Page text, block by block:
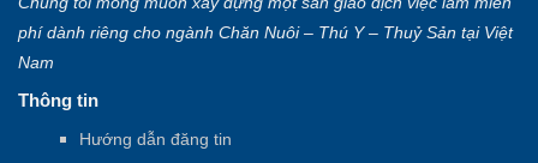
phí dành riêng cho ngành Chăn Nuôi – Thú Y – Thuỷ Sản tại Việt
Nam
Thông tin
Hướng dẫn đăng tin